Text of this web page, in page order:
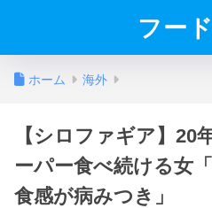
フー
ホーム 海外
【シロファギア】20
ーパー食べ続ける女
食感が病みつき」